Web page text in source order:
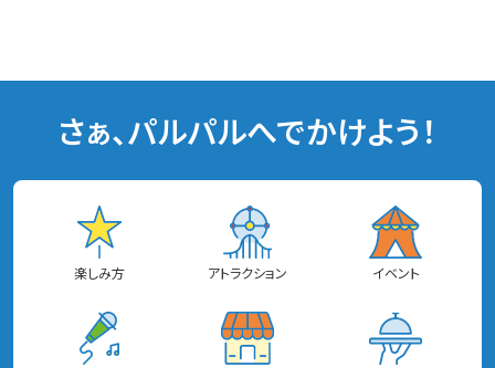
さぁ、パルパルへでかけよう！
楽しみ方 アトラクション イベント